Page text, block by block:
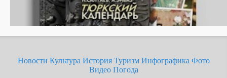
Новости Культура История Туризм Инфографика Фото
Видео Погода